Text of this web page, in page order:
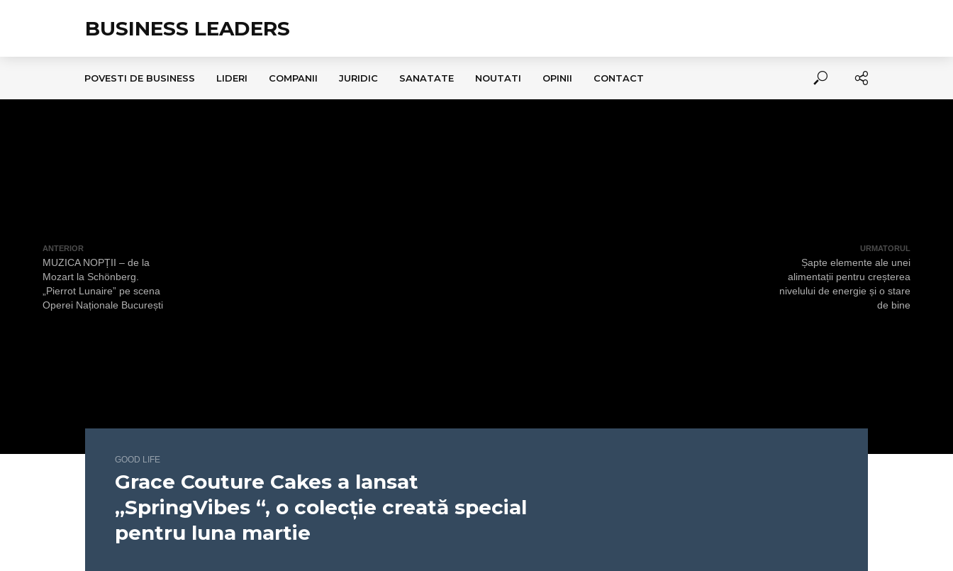
BUSINESS LEADERS
POVESTI DE BUSINESS LIDERI COMPANII JURIDIC SANATATE NOUTATI OPINII CONTACT
ANTERIOR
MUZICA NOPȚII – de la
Mozart la Schönberg.
„Pierrot Lunaire” pe scena
Operei Naționale București
URMATORUL
Șapte elemente ale unei
alimentații pentru creșterea
nivelului de energie și o stare
de bine
GOOD LIFE
Grace Couture Cakes a lansat
„SpringVibes “, o colecție creată special
pentru luna martie